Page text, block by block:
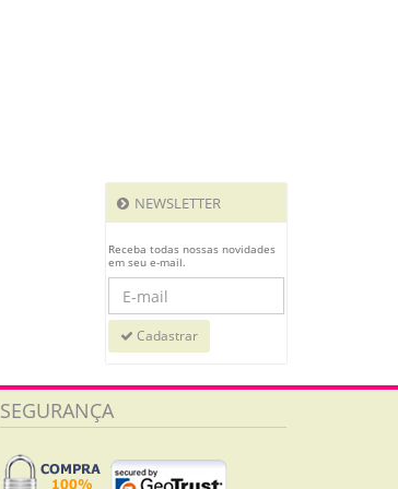
NEWSLETTER
Receba todas nossas novidades
em seu e-mail.
Cadastrar
SEGURANÇA